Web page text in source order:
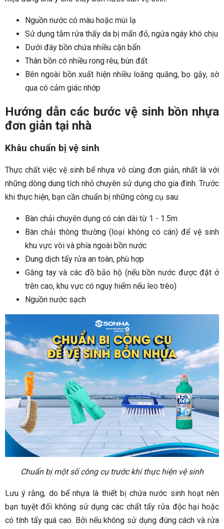
Nguồn nước có màu hoặc mùi lạ
Sử dụng tắm rửa thấy da bị mẩn đỏ, ngứa ngáy khó chịu
Dưới đáy bồn chứa nhiều cặn bẩn
Thân bồn có nhiều rong rêu, bùn đất
Bên ngoài bồn xuất hiện nhiều loăng quăng, bọ gậy, sờ
qua có cảm giác nhớp
Hướng dẫn các bước vệ sinh bồn nhựa
đơn giản tại nhà
Khâu chuẩn bị vệ sinh
Thực chất việc vệ sinh bể nhựa vô cùng đơn giản, nhất là với
những dòng dung tích nhỏ chuyên sử dụng cho gia đình. Trước
khi thực hiện, bạn cần chuẩn bị những công cụ sau:
Bàn chải chuyên dụng có cán dài từ 1 - 1.5m
Bàn chải thông thường (loại không có cán) để vệ sinh
khu vực vòi và phía ngoài bồn nước
Dung dịch tẩy rửa an toàn, phù hợp
Găng tay và các đồ bảo hộ (nếu bồn nước được đặt ở
trên cao, khu vực có nguy hiểm nếu leo trèo)
Nguồn nước sạch
Chuẩn bị một số công cụ trước khi thực hiện vệ sinh
Lưu ý rằng, do bể nhựa là thiết bị chứa nước sinh hoạt nên
bạn tuyệt đối không sử dụng các chất tẩy rửa độc hại hoặc
có tính tẩy quá cao. Bởi nếu không sử dụng đúng cách và rửa